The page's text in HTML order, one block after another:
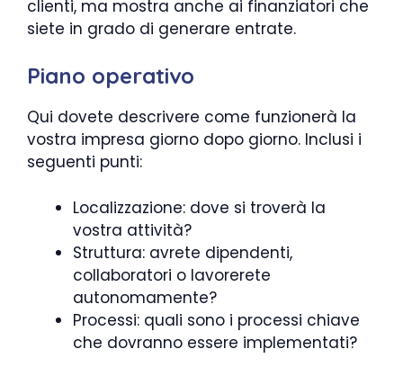
clienti, ma mostra anche ai finanziatori che
siete in grado di generare entrate.
Piano operativo
Qui dovete descrivere come funzionerà la
vostra impresa giorno dopo giorno. Inclusi i
seguenti punti:
Localizzazione: dove si troverà la
vostra attività?
Struttura: avrete dipendenti,
collaboratori o lavorerete
autonomamente?
Processi: quali sono i processi chiave
che dovranno essere implementati?